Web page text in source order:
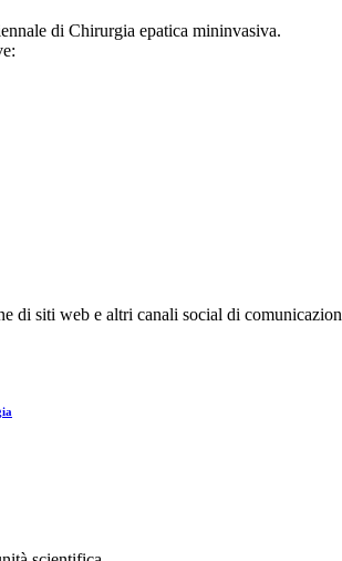
di Chirurgia epatica mininvasiva.
di siti web e altri canali social di